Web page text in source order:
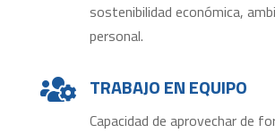
sostenibilidad económica,
personal.
 TRABAJO EN EQUIPO
Capacidad de aprovechar de